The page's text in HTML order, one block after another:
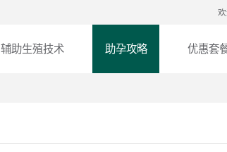
辅助生殖技术 助孕攻略 优惠套